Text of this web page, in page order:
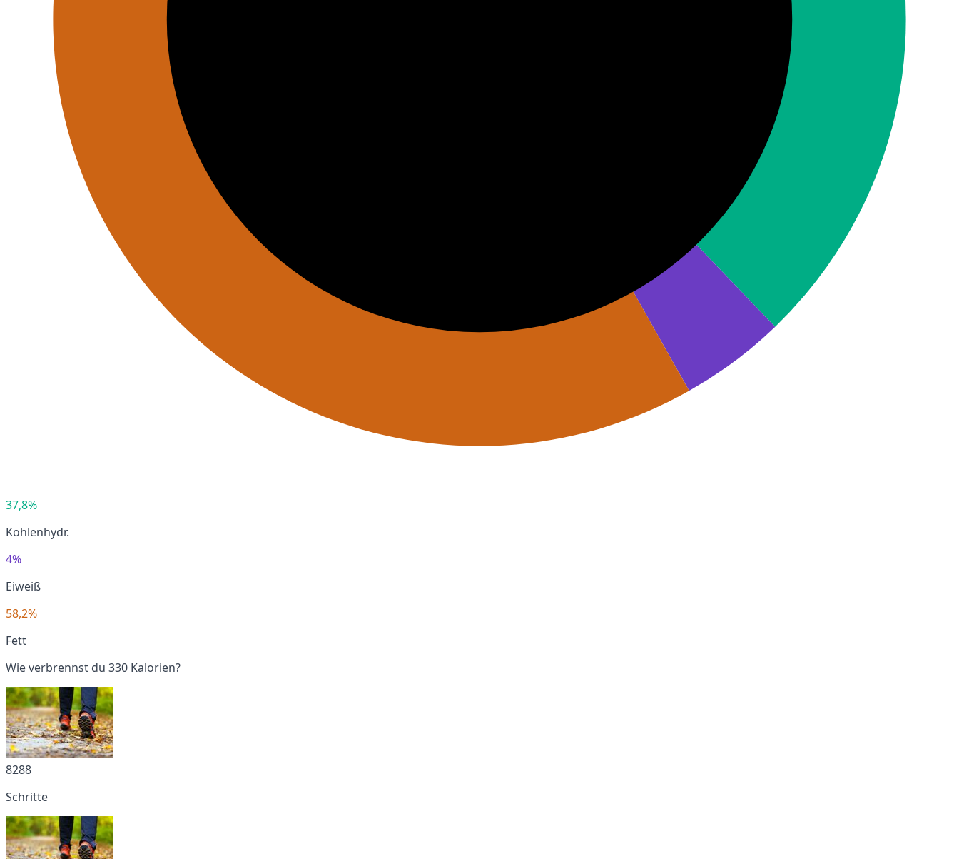
37,8%
Kohlenhydr.
4%
Eiweiß
58,2%
Fett
Wie verbrennst du 330 Kalorien?
8288
Schritte